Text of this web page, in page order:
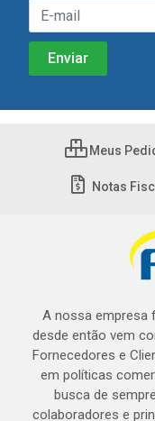
Meus
Notas
A nossa empresa
desde então vem
Fornecedores e
em políticas
busca de
colaboradores e